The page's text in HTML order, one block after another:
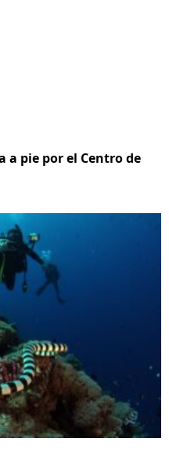
a pie por el Centro de